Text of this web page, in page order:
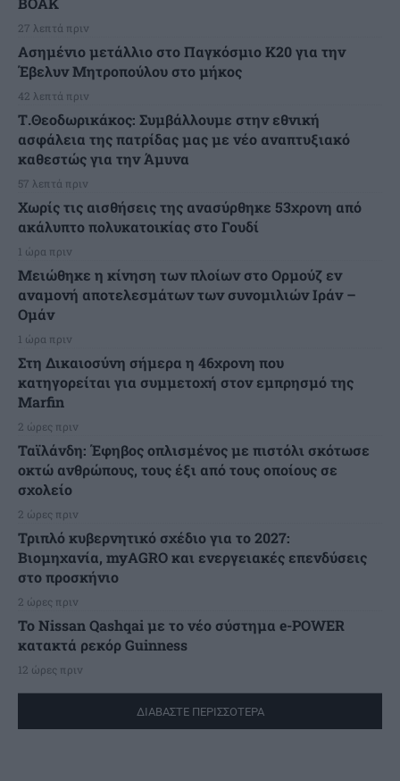
27 λεπτά πριν
Ασημένιο μετάλλιο στο Παγκόσμιο Κ20 για την
Έβελυν Μητροπούλου στο μήκος
42 λεπτά πριν
Τ.Θεοδωρικάκος: Συμβάλλουμε στην εθνική
ασφάλεια της πατρίδας μας με νέο αναπτυξιακό
καθεστώς για την Άμυνα
57 λεπτά πριν
Χωρίς τις αισθήσεις της ανασύρθηκε 53χρονη από
ακάλυπτο πολυκατοικίας στο Γουδί
1 ώρα πριν
Μειώθηκε η κίνηση των πλοίων στο Ορμούζ εν
αναμονή αποτελεσμάτων των συνομιλιών Ιράν –
Ομάν
1 ώρα πριν
Στη Δικαιοσύνη σήμερα η 46χρονη που
κατηγορείται για συμμετοχή στον εμπρησμό της
Marfin
2 ώρες πριν
Ταϊλάνδη: Έφηβος οπλισμένος με πιστόλι σκότωσε
οκτώ ανθρώπους, τους έξι από τους οποίους σε
σχολείο
2 ώρες πριν
Τριπλό κυβερνητικό σχέδιο για το 2027:
Βιομηχανία, myAGRO και ενεργειακές επενδύσεις
στο προσκήνιο
2 ώρες πριν
Το Nissan Qashqai με το νέο σύστημα e-POWER
κατακτά ρεκόρ Guinness
12 ώρες πριν
ΔΙΑΒΑΣΤΕ ΠΕΡΙΣΣΟΤΕΡΑ